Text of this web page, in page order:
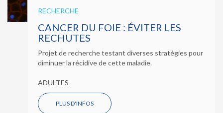
RECHERCHE
CANCER DU FOIE : ÉVITER LES
RECHUTES
Projet de recherche testant diverses stratégies pour
diminuer la récidive de cette maladie.
ADULTES
PLUS D'INFOS